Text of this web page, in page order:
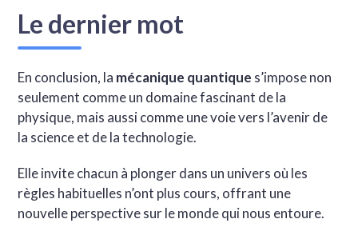
Le dernier mot
En conclusion, la mécanique quantique s’impose non
seulement comme un domaine fascinant de la
physique, mais aussi comme une voie vers l’avenir de
la science et de la technologie.
Elle invite chacun à plonger dans un univers où les
règles habituelles n’ont plus cours, offrant une
nouvelle perspective sur le monde qui nous entoure.